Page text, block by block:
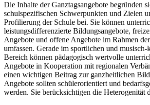
Die Inhalte der Ganztagsangebote begründen
schulspezifischen Schwerpunkten und Zielen
Profilierung der Schule bei. Sie können
leistungsdifferenzierte Bildungsangebote,
Angebote und offene Angebote im Rahmen
umfassen. Gerade im sportlichen und musisch-
Bereich können pädagogisch wertvolle
Angebote in Kooperation mit regionalen
einen wichtigen Beitrag zur ganzheitlichen
Angebote sollten schülerorientiert und
werden. Sie berücksichtigen die Heterogenität